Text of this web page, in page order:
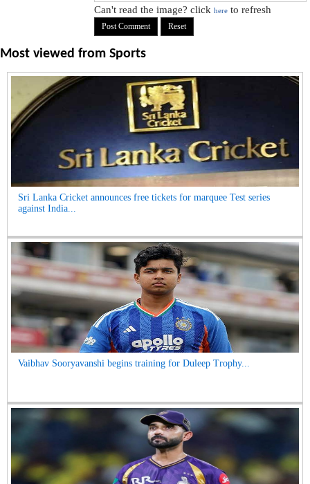
Can't read the image? clickhere to refresh
Most viewed from Sports
Sri Lanka Cricket announces free tickets for marquee Test series
against India...
Vaibhav Sooryavanshi begins training for Duleep Trophy...